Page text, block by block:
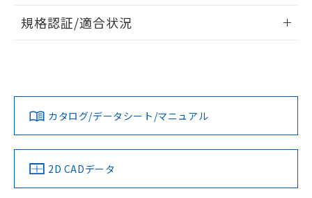
タイムチャート
A: 40mm以上、B: 30mm以上
ログイン/会員登録
ダウンロードデータをご利用いただく前に、以下を必ずお読
みください。
ソフトウェアの使用条件
EU RoHS 注意事項・凡例
対応済み
中国 RoHS 注意事項・凡例
規格認証/適合状況
LR型式承認
（イギリス
船舶規格）
DNV型式承認
（ノルウェー
BV型式承認
（フランス
KR型式
（韓国
No No No No
カタログ/データシート/マニュアル
2D CADデータ